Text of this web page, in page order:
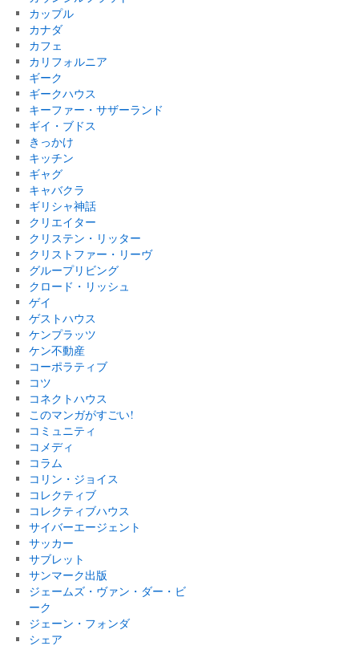
カップル
カナダ
カフェ
カリフォルニア
ギーク
ギークハウス
キーファー・サザーランド
ギイ・ブドス
きっかけ
キッチン
ギャグ
キャバクラ
ギリシャ神話
クリエイター
クリステン・リッター
クリストファー・リーヴ
グループリビング
クロード・リッシュ
ゲイ
ゲストハウス
ケンプラッツ
ケン不動産
コーポラティブ
コツ
コネクトハウス
このマンガがすごい!
コミュニティ
コメディ
コラム
コリン・ジョイス
コレクティブ
コレクティブハウス
サイバーエージェント
サッカー
サブレット
サンマーク出版
ジェームズ・ヴァン・ダー・ビ
ーク
ジェーン・フォンダ
シェア